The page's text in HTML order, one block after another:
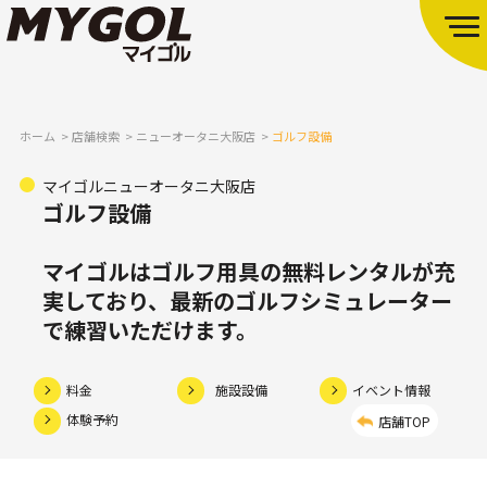
ホーム 店舗検索 ニューオータニ大阪店 ゴルフ設備
マイゴルニューオータニ大阪店
ゴルフ設備
マイゴルはゴルフ用具の無料レンタルが充
実しており、 最新のゴルフシミュレーター
で練習いただけます。
料金 施設設備
イベント情報
体験予約
店舗TOP